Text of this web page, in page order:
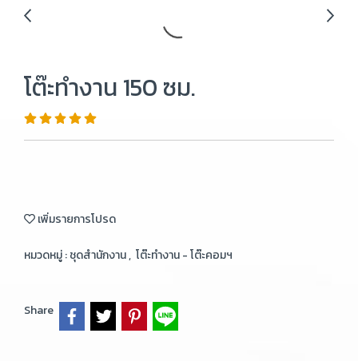
โต๊ะทำงาน 150 ซม.
เพิ่มรายการโปรด
หมวดหมู่ :ชุดสำนักงาน, โต๊ะทำงาน - โต๊ะคอมฯ
Share